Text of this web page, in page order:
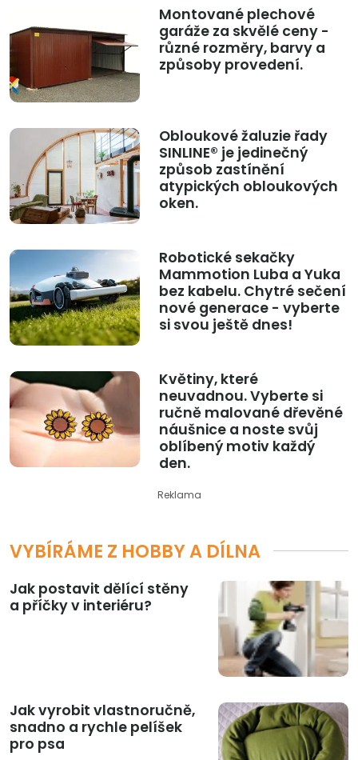
Montované plechové
garáže za skvělé ceny -
různé rozměry, barvy a
způsoby provedení.
Obloukové žaluzie řady
SINLINE® je jedinečný
způsob zastínění
atypických obloukových
oken.
Robotické sekačky
Mammotion Luba a Yuka
bez kabelu. Chytré sečení
nové generace - vyberte
si svou ještě dnes!
Květiny, které
neuvadnou. Vyberte si
ručně malované dřevěné
náušnice a noste svůj
oblíbený motiv každý
den.
Reklama
VYBÍRÁME Z HOBBY A DÍLNA
Jak postavit dělící stěny
a příčky v interiéru?
Jak vyrobit vlastnoručně,
snadno a rychle pelíšek
pro psa